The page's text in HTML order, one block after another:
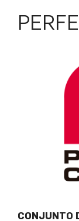
CONJUNTO